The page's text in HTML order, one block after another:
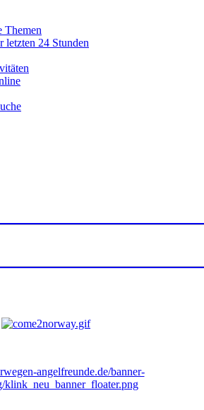
Themen
letzten 24 Stunden